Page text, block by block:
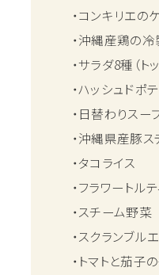
・コンキリエ
・沖縄産鶏の
・サラダ8種（ト
・ハッシュドポ
・日替わりスー
・沖縄県産豚
・タコライス
・フラワートル
・スチーム野菜
・スクランブル
・トマトと茄